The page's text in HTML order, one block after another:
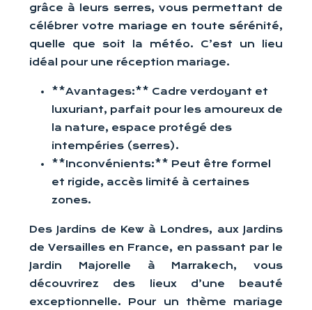
grâce à leurs serres, vous permettant de
célébrer votre mariage en toute sérénité,
quelle que soit la météo. C’est un lieu
idéal pour une réception mariage.
**Avantages:** Cadre verdoyant et
luxuriant, parfait pour les amoureux de
la nature, espace protégé des
intempéries (serres).
**Inconvénients:** Peut être formel
et rigide, accès limité à certaines
zones.
Des Jardins de Kew à Londres, aux Jardins
de Versailles en France, en passant par le
Jardin Majorelle à Marrakech, vous
découvrirez des lieux d’une beauté
exceptionnelle. Pour un thème mariage